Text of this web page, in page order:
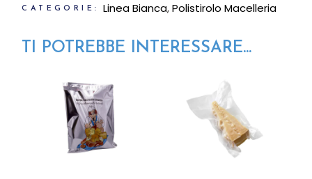
CATEGORIE: Linea Bianca,Polistirolo Macelleria
TI POTREBBE INTERESSARE...